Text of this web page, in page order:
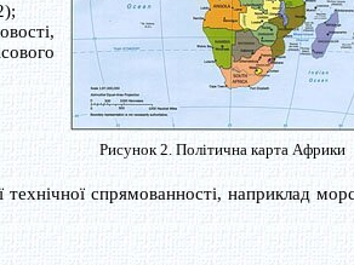
Рисунок 2. Політична карта Африки
спрямованності, наприклад